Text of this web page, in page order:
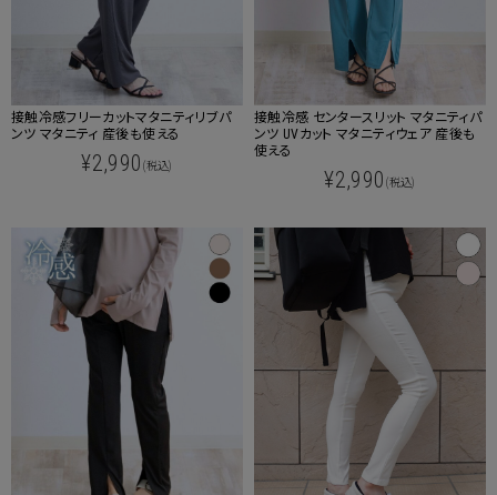
接触冷感フリーカットマタニティリブパ
ンツ マタニティ 産後も使える
¥2,990 (税込)
接触冷感 センタースリット マタニティパ
ンツ UVカット マタニティウェア 産後も
使える
¥2,990 (税込)